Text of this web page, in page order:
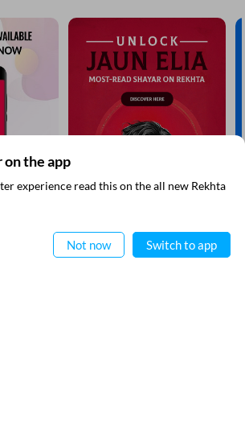
the app
experience read this on the all new Rekhta
Not now Switch to app